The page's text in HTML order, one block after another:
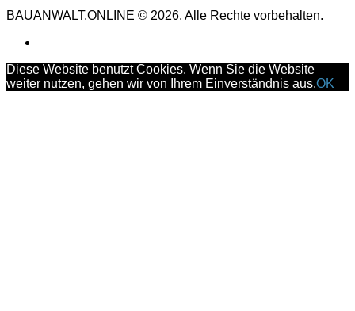
BAUANWALT.ONLINE © 2026. Alle Rechte vorbehalten.
Diese Website benutzt Cookies. Wenn Sie die Website
weiter nutzen, gehen wir von Ihrem Einverständnis aus.OK